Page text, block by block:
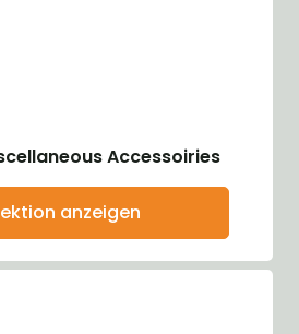
Accessoiries
anzeigen